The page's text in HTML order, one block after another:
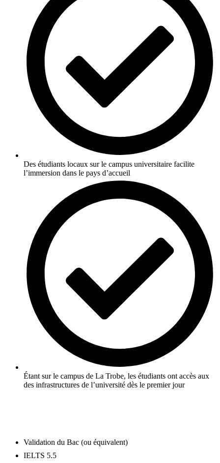
Des étudiants locaux sur le campus universitaire facilite
l’immersion dans le pays d’accueil
Étant sur le campus de La Trobe, les étudiants ont accès aux
des infrastructures de l’université dès le premier jour
Validation du Bac (ou équivalent)
IELTS 5.5